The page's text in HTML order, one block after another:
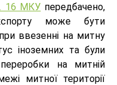
16 МКУпередбачено,
може бути
ввезенні на митну
іноземних та були
на митній
митної території